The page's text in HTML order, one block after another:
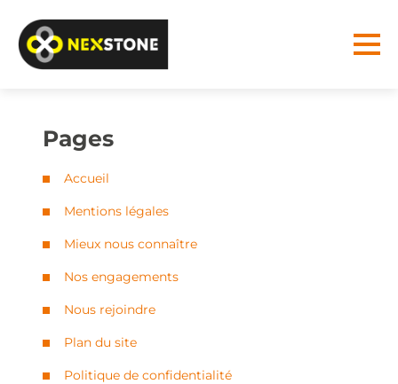
Pages
Accueil
Mentions légales
Mieux nous connaître
Nos engagements
Nous rejoindre
Plan du site
Politique de confidentialité